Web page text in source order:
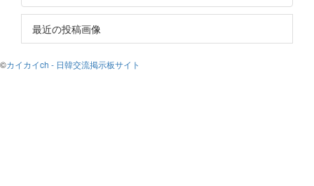
最近の投稿画像
©カイカイch - 日韓交流掲示板サイト